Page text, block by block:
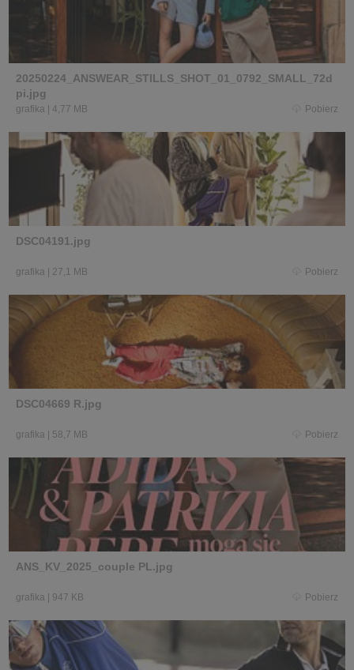
20250224_ANSWEAR_STILLS_SHOT_01_0792_SMALL_72d
pi.jpg
grafika 4,77 MB Pobierz
DSC04191.jpg
grafika 27,1 MB Pobierz
DSC04669 R.jpg
grafika 58,7 MB Pobierz
ANS_KV_2025_couple PL.jpg
grafika 947 KB Pobierz